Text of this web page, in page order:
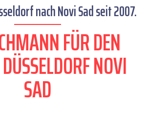
nach Novi Sad seit 2007.
FÜR DEN
NOVI
SAD